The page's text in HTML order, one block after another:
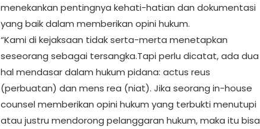
menekankan pentingnya kehati-hatian dan dokumentasi
yang baik dalam memberikan opini hukum.
“Kami di kejaksaan tidak serta-merta menetapkan
seseorang sebagai tersangka.Tapi perlu dicatat, ada dua
hal mendasar dalam hukum pidana: actus reus
(perbuatan) dan mens rea (niat). Jika seorang in-house
counsel memberikan opini hukum yang terbukti menutupi
atau justru mendorong pelanggaran hukum, maka itu bisa